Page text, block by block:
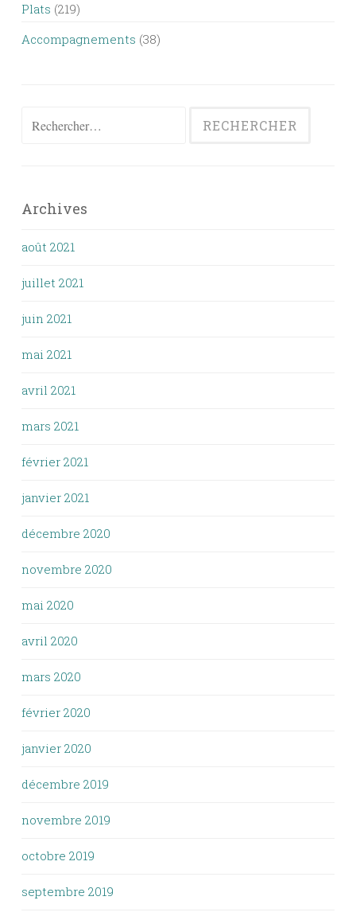
Plats (219)
Accompagnements (38)
Rechercher :
Archives
août 2021
juillet 2021
juin 2021
mai 2021
avril 2021
mars 2021
février 2021
janvier 2021
décembre 2020
novembre 2020
mai 2020
avril 2020
mars 2020
février 2020
janvier 2020
décembre 2019
novembre 2019
octobre 2019
septembre 2019